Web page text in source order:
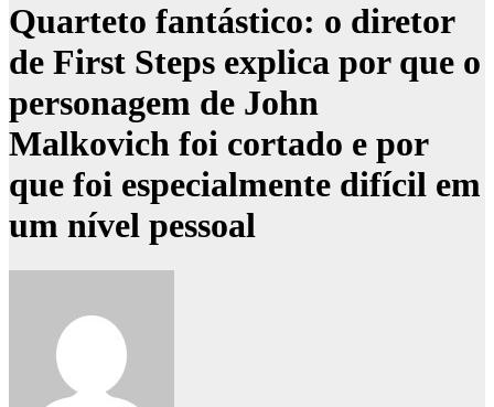
Quarteto fantástico: o diretor
de First Steps explica por que o
personagem de John
Malkovich foi cortado e por
que foi especialmente difícil em
um nível pessoal